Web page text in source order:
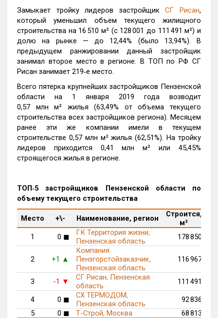
Замыкает тройку лидеров застройщикСГ Рисан,
который уменьшил объем текущего жилищного
строительства на 16 510 м² (с 128 001 до 111 491 м²) и
долю на рынке — до 12,44% (было 13,94%). В
предыдущем ранжировании данный застройщик
занимал второе место в регионе. В ТОП по РФ СГ
Рисан занимает 219‑е место.
Всего пятерка крупнейших застройщиков Пензенской
области на 1 января 2019 года возводит
0,57 млн м² жилья (63,49% от объема текущего
строительства всех застройщиков региона). Месяцем
ранее эти же компании имели в текущем
строительстве 0,57 млн м² жилья (62,51%). На тройку
лидеров приходится 0,41 млн м² или 45,45%
строящегося жилья в регионе.
ТОП‑5 застройщиков Пензенской области по
объему текущего строительства
Место +\- Наименование, регион
Строится,
м²
1
0 ◼
ГК Территория жизни,
Пензенская область
178 850
2 +1 ▲
Компания
Пензгорстойзаказчик,
Пензенская область
116 967
3 -1 ▼
СГ Рисан, Пензенская
область
111 491
4 0 ◼
СХ ТЕРМОДОМ,
Пензенская область
92 836
5
0 ◼ Т-Строй, Москва 68 813